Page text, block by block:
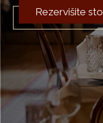
Rezervišite sto